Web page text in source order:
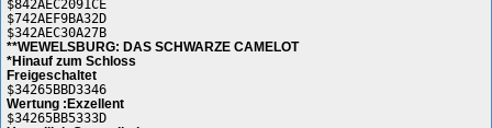
$842AEC2091CE
$742AEF9BA32D
$342AEC30A27B
**WEWELSBURG: DAS SCHWARZE CAMELOT
*Hinauf zum Schloss
Freigeschaltet
$34265BBD3346
Wertung :Exzellent
$34265BB5333D